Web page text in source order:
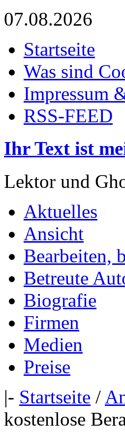
07.08.2026
Startseite
Was sind
Impressum
RSS-FEED
Ihr Text ist
Lektor und
Aktuelles
Ansicht
Bearbeiten,
Betreute
Biografie
Firmen
Medien
Preise
|- Startseite /
kostenlose